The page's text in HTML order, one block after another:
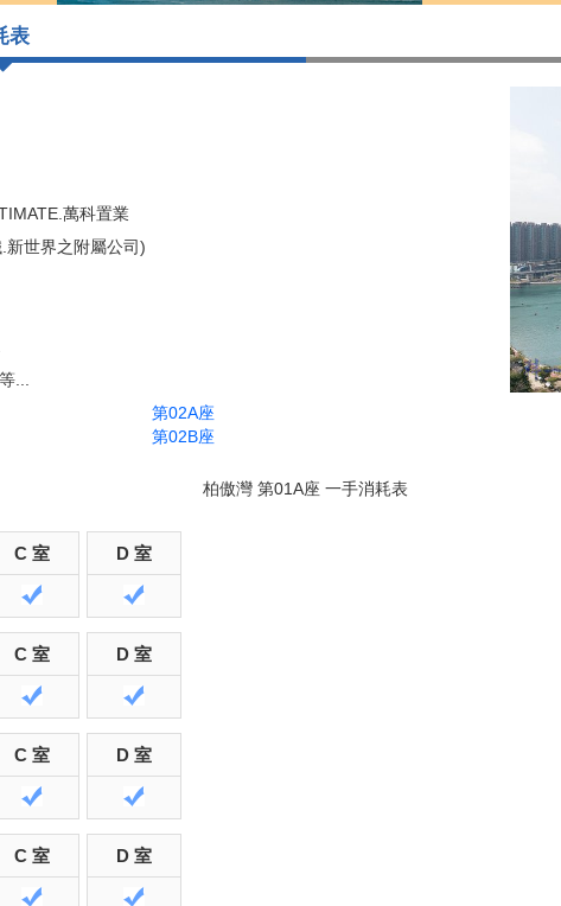
表
萬科置業
新世界之附屬公司)
...
第02A座
第02B座
柏傲灣 第01A座 一手消耗表
C 室 D 室
C 室 D 室
C 室 D 室
C 室 D 室